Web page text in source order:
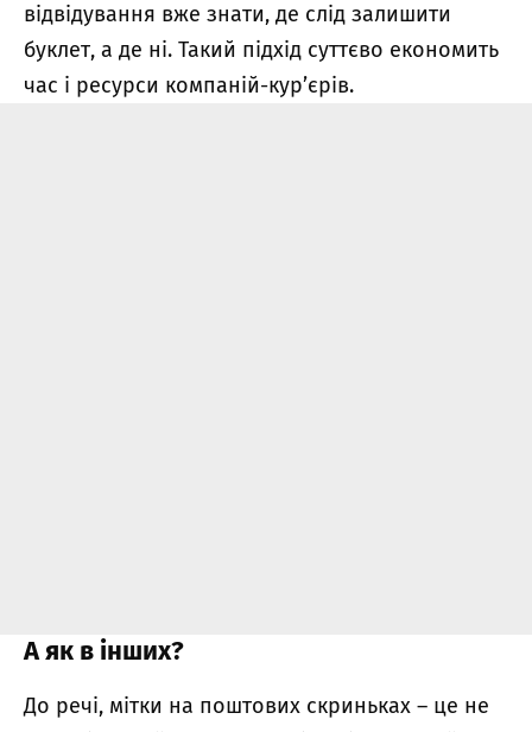
відвідування вже знати, де слід залишити
буклет, а де ні. Такий підхід суттєво економить
час і ресурси компаній-кур’єрів.
А як в інших?
До речі, мітки на поштових скриньках – це не